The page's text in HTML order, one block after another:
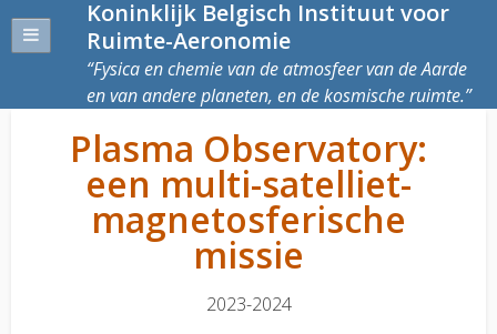
Koninklijk Belgisch Instituut voor
Ruimte-Aeronomie
Fysica en chemie van de atmosfeer van de Aarde
en van andere planeten, en de kosmische ruimte.
Plasma Observatory:
een multi-satelliet-
magnetosferische
missie
2023-2024